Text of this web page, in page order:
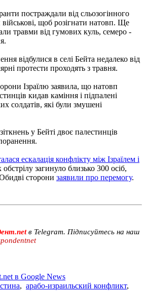
постраждали від сльозогінного
військові, щоб розігнати натовп. Ще
травми від гумових куль, семеро -
відбулися в селі Бейта недалеко від
протести проходять з травня.
Ізраїлю заявила, що натовп
кидав каміння і підпалені
солдатів, які були змушені
у Бейті двоє палестинців
ескалація конфлікту між Ізраїлем і
обстрілу загинуло близько 300 осіб,
сторони заявили про перемогу.
в Telegram. Підписуйтесь на наш
в Google News
, арабо-израильский конфликт,